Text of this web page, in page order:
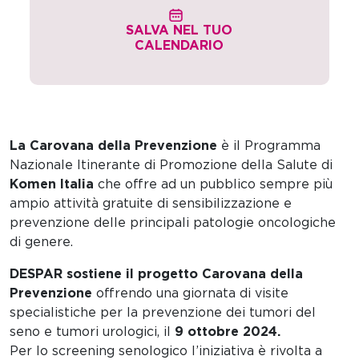
SALVA NEL TUO
CALENDARIO
La Carovana della Prevenzione è il Programma
Nazionale Itinerante di Promozione della Salute di
Komen Italia che offre ad un pubblico sempre più
ampio attività gratuite di sensibilizzazione e
prevenzione delle principali patologie oncologiche
di genere.
DESPAR sostiene il progetto Carovana della
Prevenzione offrendo una giornata di visite
specialistiche per la prevenzione dei tumori del
seno e tumori urologici, il 9 ottobre 2024.
Per lo screening senologico l’iniziativa è rivolta a